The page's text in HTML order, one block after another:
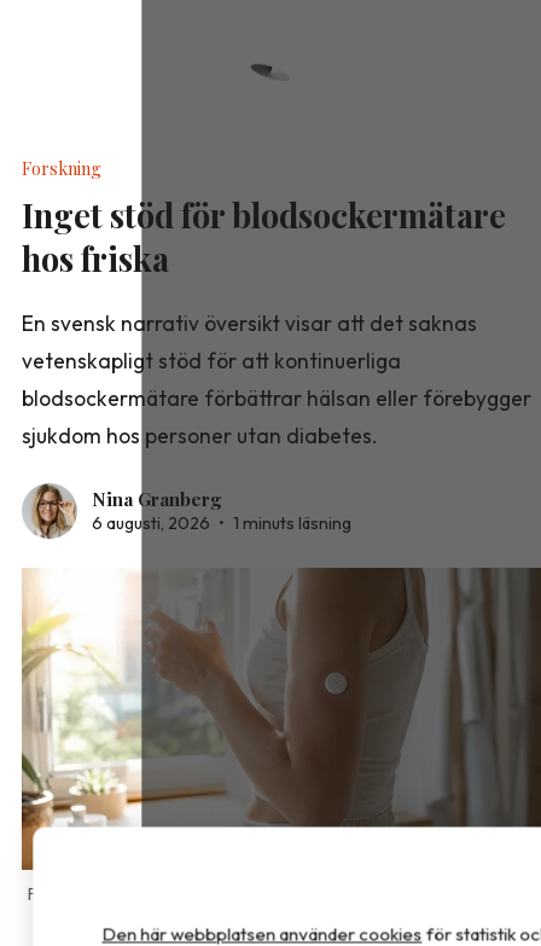
Forskning
Inget stöd för blodsockermätare
hos friska
En svensk narrativ översikt visar att det saknas
vetenskapligt stöd för att kontinuerliga
blodsockermätare förbättrar hälsan eller förebygger
sjukdom hos personer utan diabetes.
Nina Granberg
6 augusti, 2026 • 1 minuts läsning
Den här webbplatsen använder cookies för statistik